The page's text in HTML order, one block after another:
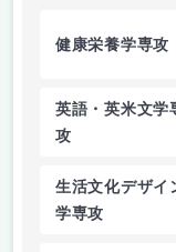
健康栄養学専攻
英語・英米文学
攻
生活文化デザイ
学専攻